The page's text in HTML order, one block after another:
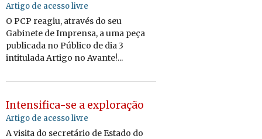
Artigo de acesso livre
O PCP reagiu, através do seu
Gabinete de Imprensa, a uma peça
publicada no Público de dia 3
intitulada Artigo no Avante!...
Intensifica-se a exploração
Artigo de acesso livre
A visita do secretário de Estado do